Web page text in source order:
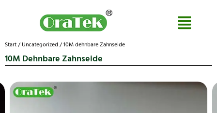
Start/Uncategorized / 10M dehnbare Zahnseide
10M Dehnbare Zahnseide